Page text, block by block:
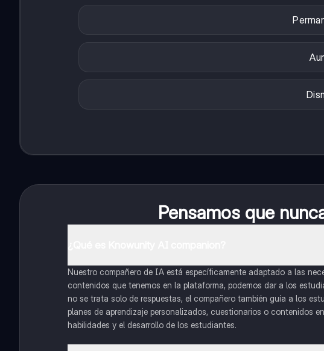
Pensamos que
Nuestro compañero de IA está específicamente adaptado a las
contenidos que tenemos en la plataforma, podemos dar a los
no se trata solo de respuestas, el compañero también guía a los
planes de aprendizaje personalizados, cuestionarios o contenidos
habilidades y el desarrollo de los estudiantes.